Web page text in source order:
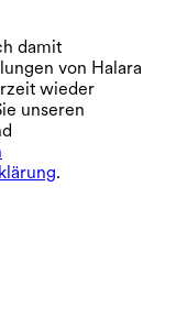
damit
von Halara
wieder
unseren
.